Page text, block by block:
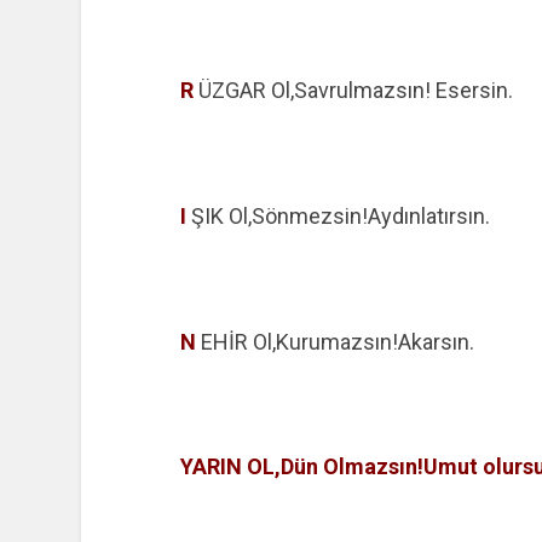
R ÜZGAR Ol,Savrulmazsın! Esersin.
I ŞIK Ol,Sönmezsin!Aydınlatırsın.
N EHİR Ol,Kurumazsın!Akarsın.
YARIN OL,Dün Olmazsın!Umut